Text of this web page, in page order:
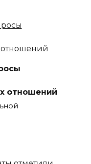
отношений